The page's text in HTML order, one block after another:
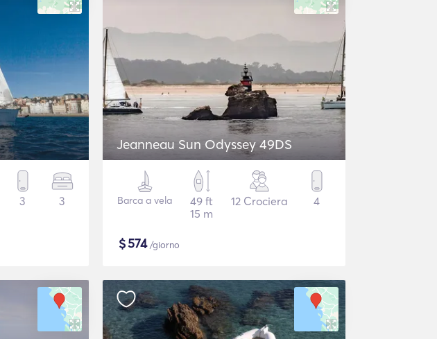
3 3
Jeanneau Sun Odyssey 49DS
Barca a vela
49 ft
15 m
12 Crociera 4
$574/giorno